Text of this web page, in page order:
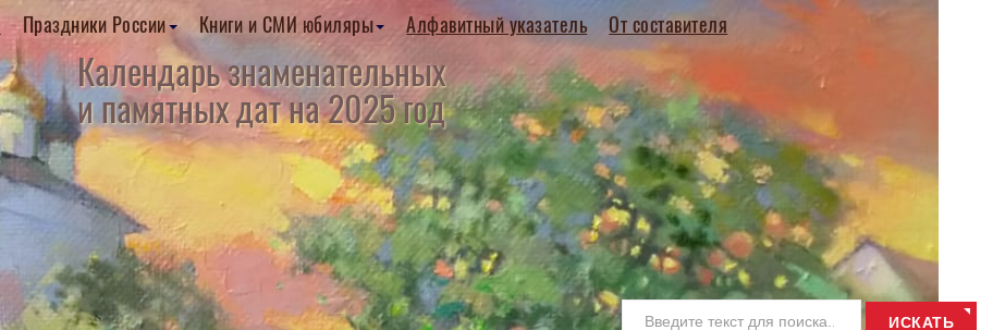
Праздники России Книги и СМИ юбиляры Алфавитный указатель От составителя
Календарь знаменательных
и памятных дат на 2025 год
Искать...
ИСКАТЬ